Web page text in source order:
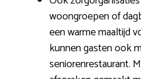
woongroepen of
een warme maaltijd
kunnen gasten ook
seniorenrestaurant.